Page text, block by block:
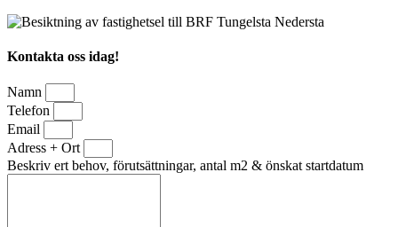
Kontakta oss idag!
Namn
Telefon
Email
Adress + Ort
Beskriv ert behov, förutsättningar, antal m2 & önskat startdatum